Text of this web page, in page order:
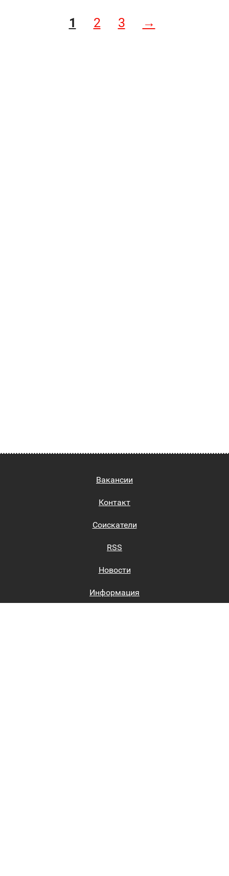
1 2 3 →
Вакансии
Контакт
Соискатели
RSS
Новости
Информация